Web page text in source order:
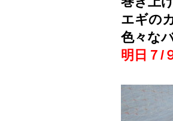
エギの
色々な
明日７/